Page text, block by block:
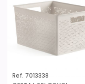
Ref. 7013338